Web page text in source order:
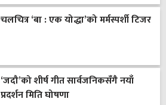
चलचित्र ‘बा : एक योद्धा’को मर्मस्पर्शी टिजर
‘जदौ’को शीर्ष गीत सार्वजनिकसँगै नयाँ
प्रदर्शन मिति घोषणा